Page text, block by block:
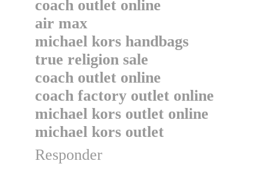
coach outlet online
air max
michael kors handbags
true religion sale
coach outlet online
coach factory outlet online
michael kors outlet online
michael kors outlet
Responder